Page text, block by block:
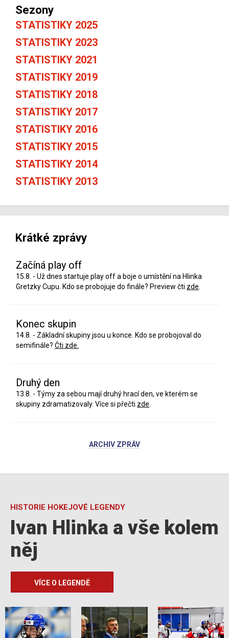
Sezony
STATISTIKY 2025
STATISTIKY 2023
STATISTIKY 2021
STATISTIKY 2019
STATISTIKY 2018
STATISTIKY 2017
STATISTIKY 2016
STATISTIKY 2015
STATISTIKY 2014
STATISTIKY 2013
Krátké zprávy
Začíná play off
15.8. - Už dnes startuje play off a boje o umístění na Hlinka
Gretzky Cupu. Kdo se probojuje do finále? Preview čti zde
Konec skupin
14.8. - Základní skupiny jsou u konce. Kdo se probojoval do
semifinále? Čti zde.
Druhý den
13.8. - Týmy za sebou mají druhý hrací den, ve kterém se
skupiny zdramatizovaly. Více si přečti zde
ARCHIV ZPRÁV
HISTORIE HOKEJOVÉ LEGENDY
Ivan Hlinka a vše kolem
něj
VÍCE O LEGENDĚ